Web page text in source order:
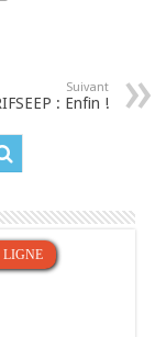
Suivant
: Enfin !
LIGNE